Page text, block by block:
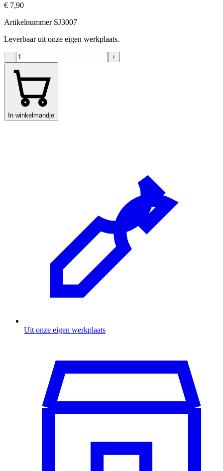
€ 7,90
Artikelnummer SJ3007
Leverbaar uit onze eigen werkplaats.
− +
In winkelmandje
Uit onze eigen werkplaats